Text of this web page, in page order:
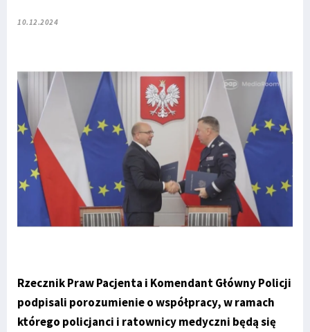
10.12.2024
Rzecznik Praw Pacjenta i Komendant Główny Policji
podpisali porozumienie o współpracy, w ramach
którego policjanci i ratownicy medyczni będą się